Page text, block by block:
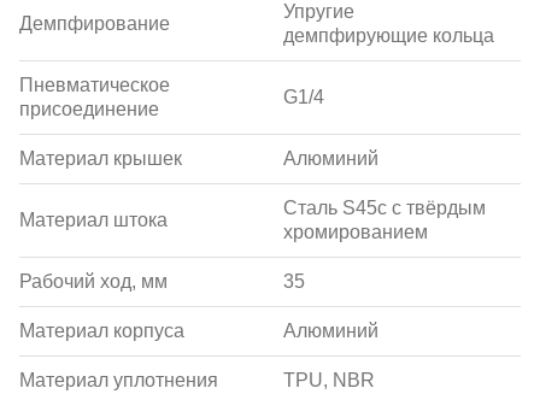
Демпфирование
Упругие
демпфирующие кольца
Пневматическое
присоединение
G1/4
Материал крышек Алюминий
Материал штока
Сталь S45c с твёрдым
хромированием
Рабочий ход, мм 35
Материал корпуса Алюминий
Материал уплотнения TPU, NBR